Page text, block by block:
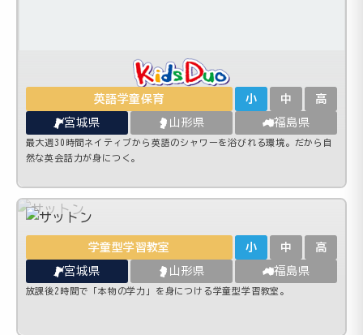
英語学童保育 小 中 高
宮城県 山形県 福島県
最大週30時間ネイティブから英語のシャワーを浴びれる環境。だから自
然な英会話力が身につく。
学童型学習教室 小 中 高
宮城県 山形県 福島県
放課後2時間で「本物の学力」を身につける学童型学習教室。